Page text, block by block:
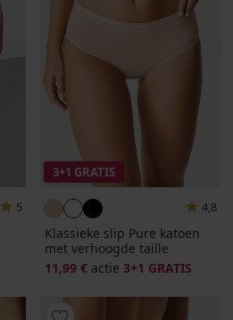
5
3+1 GRATIS
4,8
Klassieke slip Pure katoen
met verhoogde taille
11,99 € actie 3+1 GRATIS